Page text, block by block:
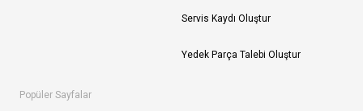
Servis Kaydı Oluştur
Yedek Parça Talebi Oluştur
Popüler Sayfalar